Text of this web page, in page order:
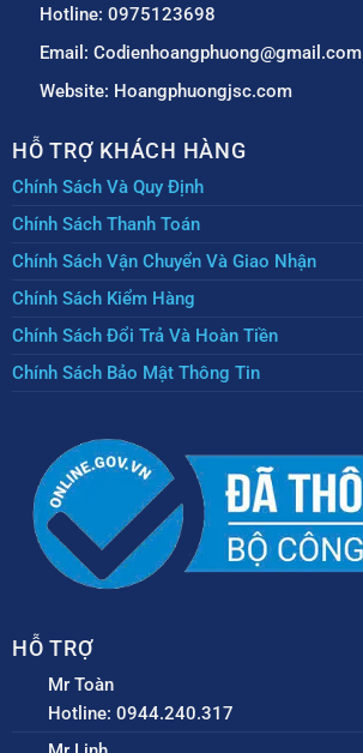
Hotline: 0975123698
Email: Codienhoangphuong@gmail.com
Website: Hoangphuongjsc.com
HỖ TRỢ KHÁCH HÀNG
Chính Sách Và Quy Định
Chính Sách Thanh Toán
Chính Sách Vận Chuyển Và Giao Nhận
Chính Sách Kiểm Hàng
Chính Sách Đổi Trả Và Hoàn Tiền
Chính Sách Bảo Mật Thông Tin
HỖ TRỢ
Mr Toàn
Hotline: 0944.240.317